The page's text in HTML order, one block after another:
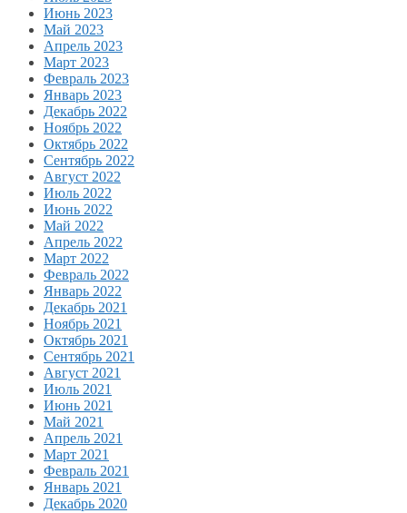
Июнь 2023
Май 2023
Апрель 2023
Март 2023
Февраль 2023
Январь 2023
Декабрь 2022
Ноябрь 2022
Октябрь 2022
Сентябрь 2022
Август 2022
Июль 2022
Июнь 2022
Май 2022
Апрель 2022
Март 2022
Февраль 2022
Январь 2022
Декабрь 2021
Ноябрь 2021
Октябрь 2021
Сентябрь 2021
Август 2021
Июль 2021
Июнь 2021
Май 2021
Апрель 2021
Март 2021
Февраль 2021
Январь 2021
Декабрь 2020